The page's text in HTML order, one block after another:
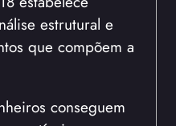
estrutural e
que compõem a
conseguem